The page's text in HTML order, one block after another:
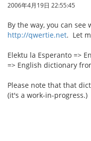
2006年4月19日 22:55:45
By the way, you can
http://qwertie.net. Let
Elektu la Esperanto =>
=> English dictionary
Please note that that
(it's a work-in-progress.)